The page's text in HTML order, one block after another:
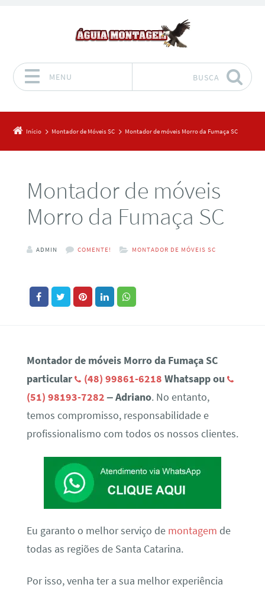
MENU BUSCA
Início Montador de Móveis SC Montador de móveis Morro da Fumaça SC
Montador de móveis
Morro da Fumaça SC
ADMIN COMENTE! MONTADOR DE MÓVEIS SC
Montador de móveis Morro da Fumaça SC
particular
(48) 99861-6218 Whatsapp ou
(51) 98193-7282– Adriano. No entanto,
temos compromisso, responsabilidade e
profissionalismo com todos os nossos clientes.
Eu garanto o melhor serviço de montagem de
todas as regiões de Santa Catarina.
Por isso, venha ter a sua melhor experiência